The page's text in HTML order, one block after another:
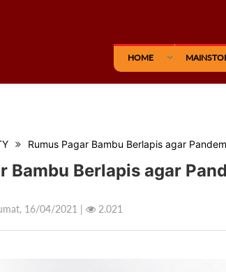
HOME
Rumus Pagar Bambu Berlapis agar
Bambu Berlapis agar
16/04/2021 | 2.021